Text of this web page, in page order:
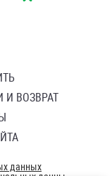
И ВОЗВРАТ
данных